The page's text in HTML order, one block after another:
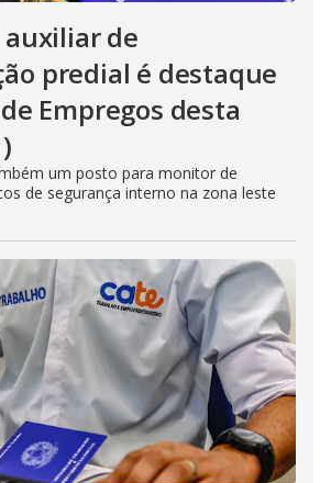
auxiliar de
predial é destaque
Empregos desta
um posto para monitor de
de segurança interno na zona leste